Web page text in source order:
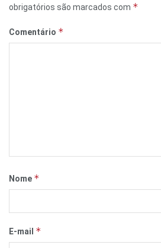
obrigatórios são marcados com *
Comentário *
Nome *
E-mail *